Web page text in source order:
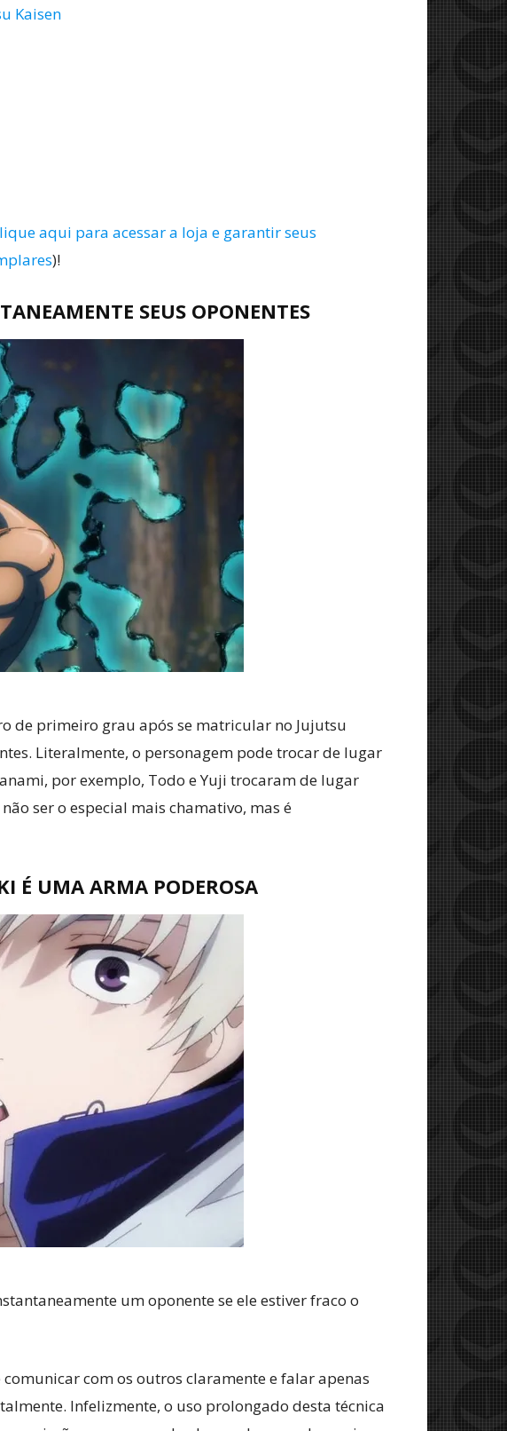
Kaisen
aqui para acessar a loja e garantir seus
)!
SEUS OPONENTES
de primeiro grau após se matricular no Jujutsu
Literalmente, o personagem pode trocar de lugar
por exemplo, Todo e Yuji trocaram de lugar
ser o especial mais chamativo, mas é
É UMA ARMA PODEROSA
um oponente se ele estiver fraco o
com os outros claramente e falar apenas
Infelizmente, o uso prolongado desta técnica